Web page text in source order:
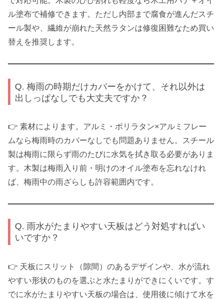
ル塗布で補修できます。ただし内部まで腐食が進んだスチ
ール製や、繊維が崩れた天然ラタンは修復困難なため買い
替えを推奨します。
Q. 梅雨の時期だけカバーをかけて、それ以外は
出しっぱなしでも大丈夫ですか？
👉 素材によります。アルミ・ポリラタン×アルミフレー
ムなら梅雨時のカバーなしでも問題ありません。スチール
製は梅雨に限らず雨のたびに水気を拭き取る必要がありま
す。木製は梅雨入り前・明けのオイル塗布を忘れなけれ
ば、梅雨中の雨ざらしも許容範囲内です。
Q. 雨水がたまりやすい天板はどう対処すればい
いですか？
👉 天板にスリット（隙間）のあるデザインや、水が流れ
やすい形状のものを選ぶと水たまりができにくいです。す
でに水がたまりやすい天板の場合は、使用後に傾けて水を